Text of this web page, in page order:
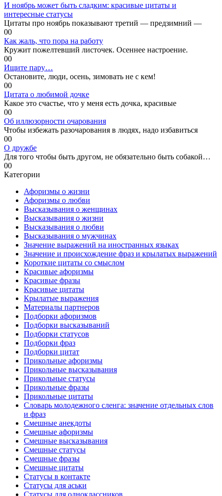
И ноябрь может быть сладким: красивые цитаты и
интересные статусы
Цитаты про ноябрь показывают третий — предзимний —
00
Как жаль, что пора на работу
Кружит пожелтевший листочек. Осеннее настроение.
00
Ищите пару…
Остановите, люди, осень, зимовать не с кем!
00
Цитата о любимой дочке
Какое это счастье, что у меня есть дочка, красивые
00
Об иллюзорности очарования
Чтобы избежать разочарования в людях, надо избавиться
00
О дружбе
Для того чтобы быть другом, не обязательно быть собакой…
00
Категории
Афоризмы о жизни
Афоризмы о любви
Высказывания о женщинах
Высказывания о жизни
Высказывания о любви
Высказывания о мужчинах
Значение выражений на иностранных языках
Значение и происхождение фраз и крылатых выражений
Короткие цитаты со смыслом
Красивые афоризмы
Красивые фразы
Красивые цитаты
Крылатые выражения
Материалы партнеров
Подборки афоризмов
Подборки высказываний
Подборки статусов
Подборки фраз
Подборки цитат
Прикольные афоризмы
Прикольные высказывания
Прикольные статусы
Прикольные фразы
Прикольные цитаты
Словарь молодежного сленга: значение отдельных слов
и фраз
Смешные анекдоты
Смешные афоризмы
Смешные высказывания
Смешные статусы
Смешные фразы
Смешные цитаты
Статусы в контакте
Статусы для аськи
Статусы для одноклассников